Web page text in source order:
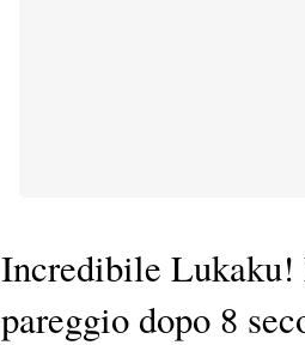
Incredibile
pareggio dopo 8